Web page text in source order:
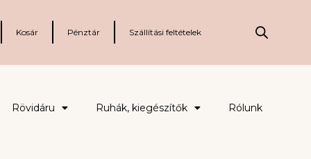
Kosár Pénztár Szállítási feltételek
Rövidáru Ruhák, kiegészítők Rólunk